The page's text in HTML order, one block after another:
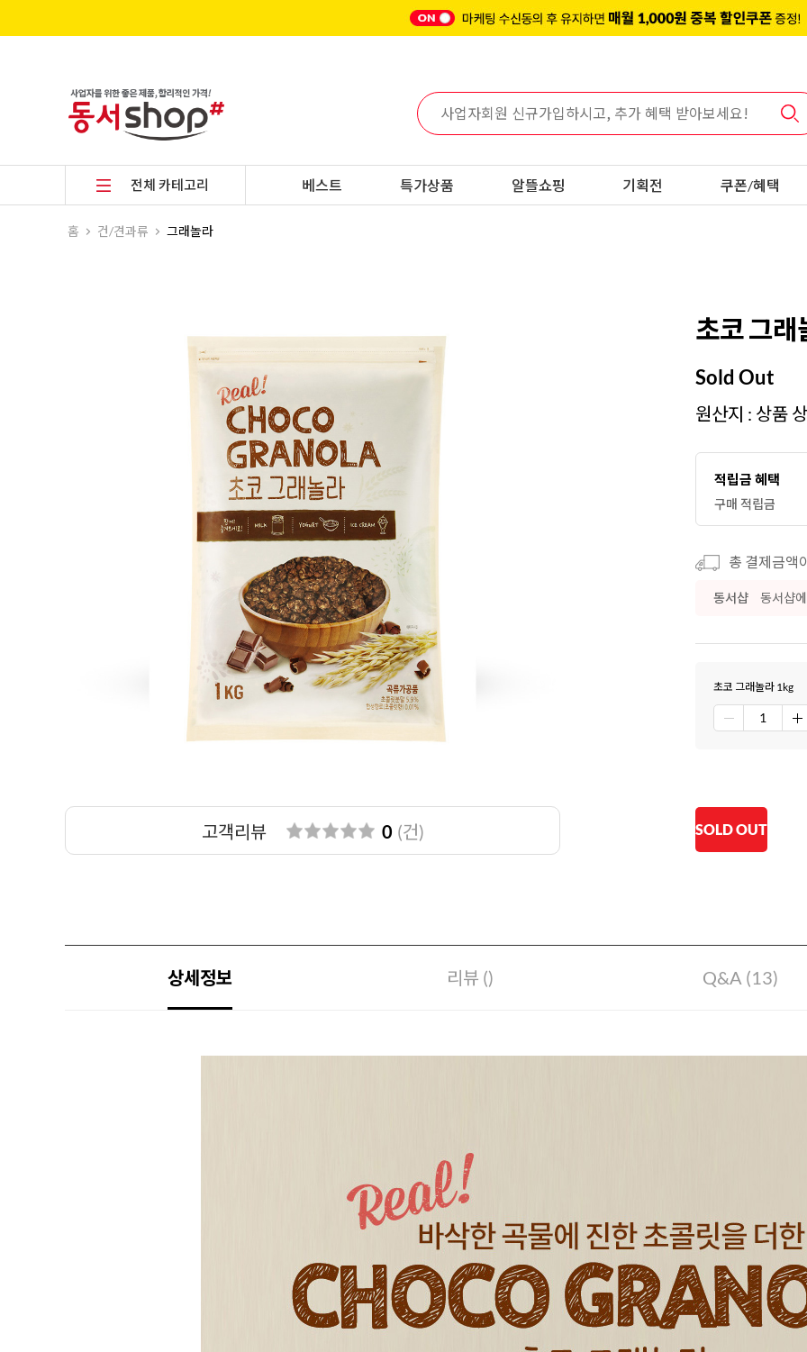
전체 카테고리 베스트 특가상품 알뜰쇼핑 기획전 쿠폰/혜택
홈 건/견과류 그래놀라
고객리뷰 0 (건)
초코 그래
Sold Out
원산지 : 상품
적립금 혜택
구매 적립금
총 결제금액
동서샵 동서샵
초코 그래놀라 1kg
SOLD OUT
상세정보 리뷰 () Q&A (13)